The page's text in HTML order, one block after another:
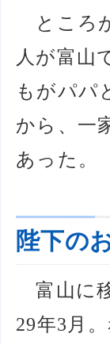
ところ
人が富山
もがパパ
から、一
あった。
陛下の
富山に
29年3月